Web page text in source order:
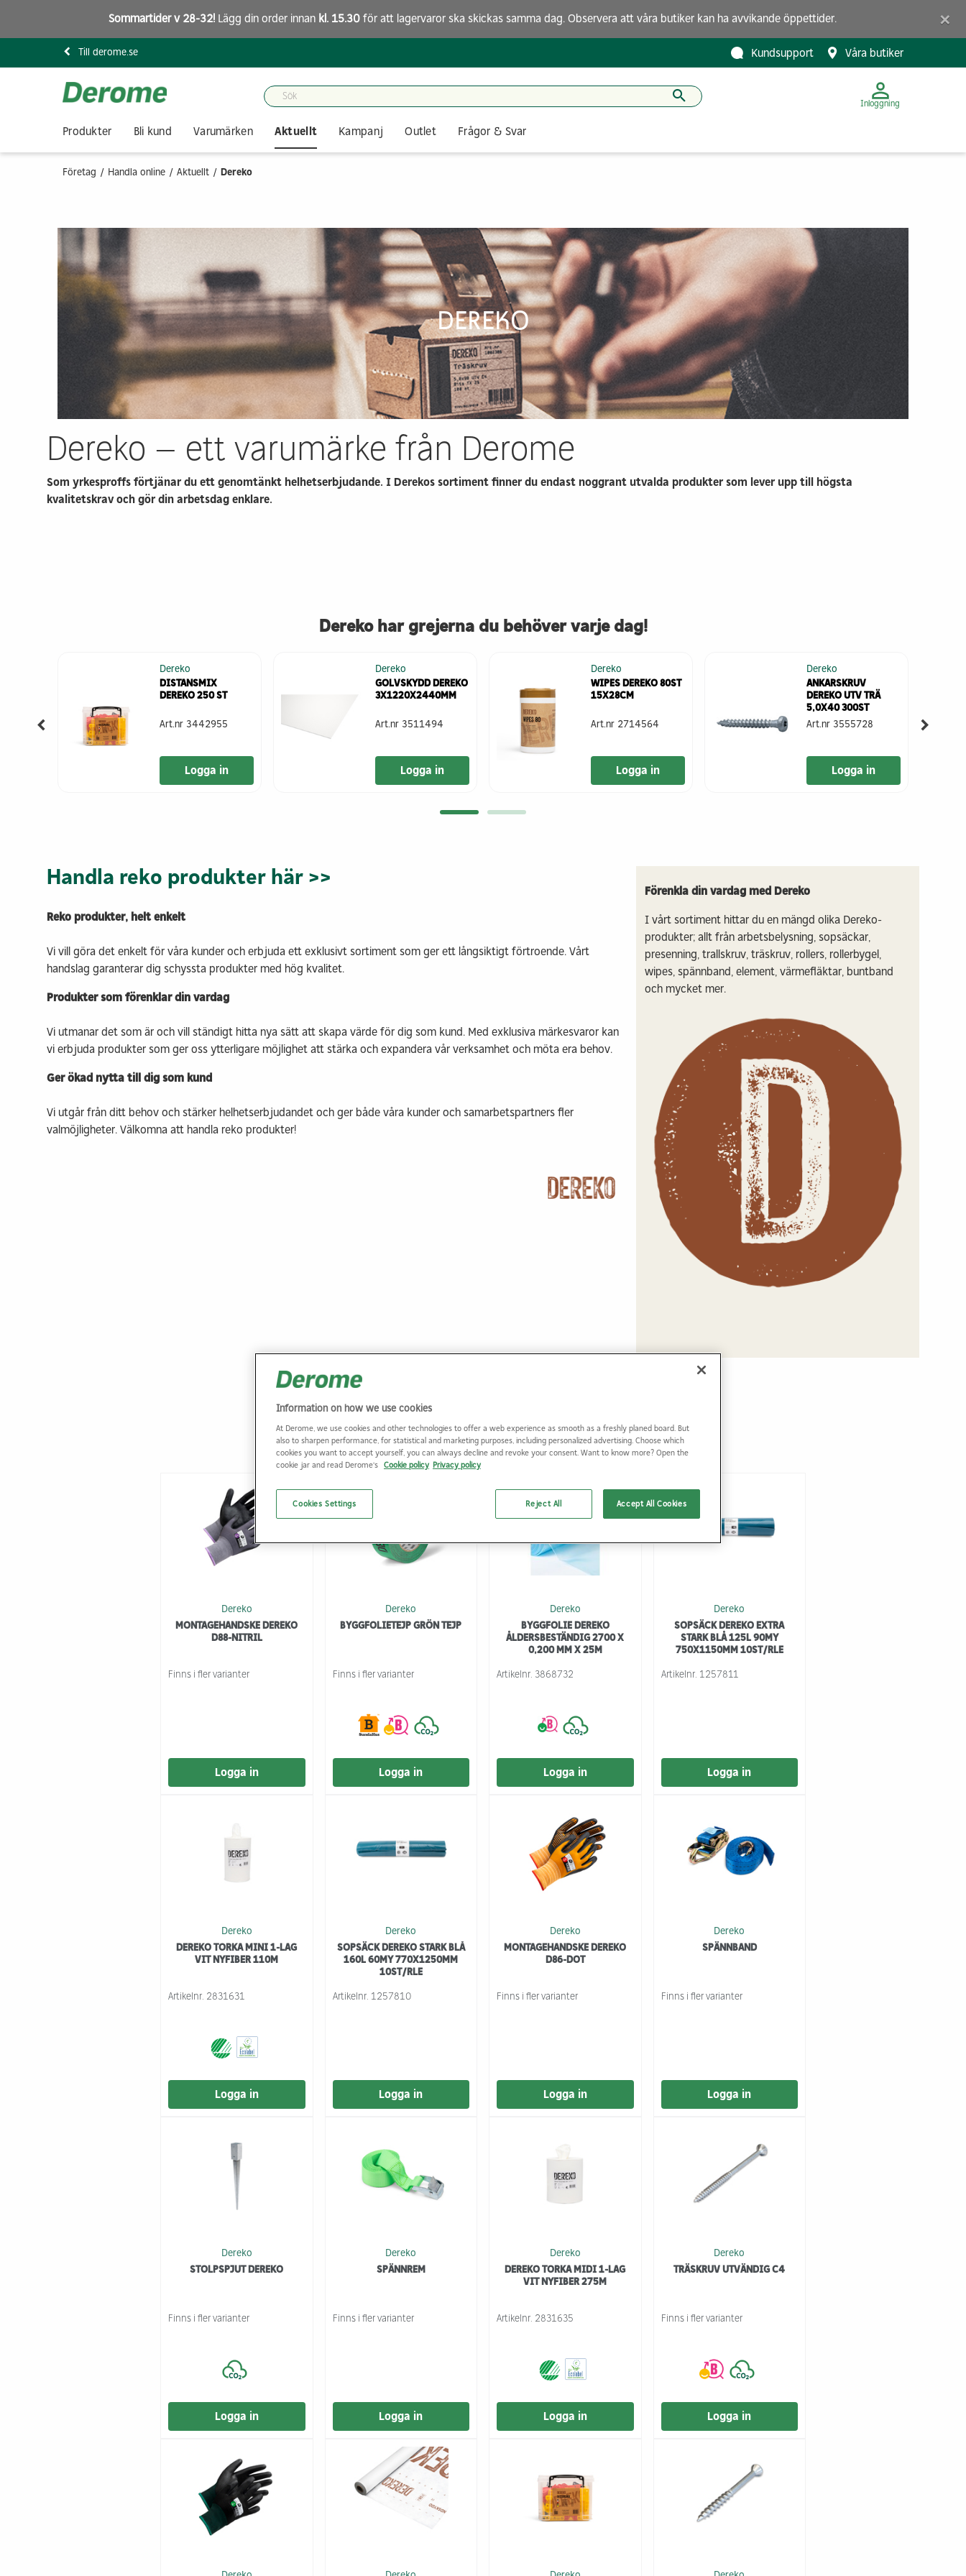
Sommartider v 28-32!Lägg din order innan kl. 15.30för att lagervaror ska skickas samma dag. Observera att våra butikerkan ha avvikande öppettider. ×
Till derome.se Kundsupport Våra butiker
Inloggning
Produkter Bli kund Varumärken Aktuellt Kampanj Outlet Frågor & Svar
Företag Handla online Aktuellt Dereko
DEREKO
Dereko – ett varumärke från Derome
Som yrkesproffs förtjänar du ett genomtänkt helhetserbjudande. I Derekos sortiment finner du endast noggrant utvalda produkter som lever upp till högsta
kvalitetskrav och gör din arbetsdag enklare.
Dereko har grejerna du behöver varje dag!
Dereko
DISTANSMIX
DEREKO 250 ST
Art.nr 3442955
Logga in
Dereko
GOLVSKYDD DEREKO
3X1220X2440MM
Art.nr 3511494
Logga in
Dereko
WIPES DEREKO 80ST
15X28CM
Art.nr 2714564
Logga in
Dereko
ANKARSKRUV
DEREKO UTV TRÄ
5,0X40 300ST
Art.nr 3555728
Logga in
Handla reko produkter här >>
Reko produkter, helt enkelt
Vi vill göra det enkelt för våra kunder och erbjuda ett exklusivt sortiment som ger ett långsiktigt förtroende. Vårt
handslag garanterar dig schyssta produkter med hög kvalitet.
Produkter som förenklar din vardag
Vi utmanar det som är och vill ständigt hitta nya sätt att skapa värde för dig som kund. Med exklusiva märkesvaror kan
vi erbjuda produkter som ger oss ytterligare möjlighet att stärka och expandera vår verksamhet och möta era behov.
Ger ökad nytta till dig som kund
Vi utgår från ditt behov och stärker helhetserbjudandet och ger både våra kunder och samarbetspartners fler
valmöjligheter. Välkomna att handla reko produkter!
Förenkla din vardag med Dereko
I vårt sortiment hittar du en mängd olika Dereko-
produkter; allt från arbetsbelysning, sopsäckar,
presenning, trallskruv, träskruv, rollers, rollerbygel,
wipes, spännband, element, värmefläktar, buntband
och mycket mer.
Dereko
MONTAGEHANDSKE DEREKO
D88-NITRIL
Finns i fler varianter
Logga in
Dereko
BYGGFOLIETEJP GRÖN TEJP
Finns i fler varianter
Logga in
Dereko
BYGGFOLIE DEREKO
ÅLDERSBESTÄNDIG 2700 X
0,200 MM X 25M
Artikelnr. 3868732
Logga in
Dereko
SOPSÄCK DEREKO EXTRA
STARK BLÅ 125L 90MY
750X1150MM 10ST/RLE
Artikelnr. 1257811
Logga in
Dereko
DEREKO TORKA MINI 1-LAG
VIT NYFIBER 110M
Artikelnr. 2831631
Logga in
Dereko
SOPSÄCK DEREKO STARK BLÅ
160L 60MY 770X1250MM
10ST/RLE
Artikelnr. 1257810
Logga in
Dereko
MONTAGEHANDSKE DEREKO
D86-DOT
Finns i fler varianter
Logga in
Dereko
SPÄNNBAND
Finns i fler varianter
Logga in
Dereko
STOLPSPJUT DEREKO
Finns i fler varianter
Logga in
Dereko
SPÄNNREM
Finns i fler varianter
Logga in
Dereko
DEREKO TORKA MIDI 1-LAG
VIT NYFIBER 275M
Artikelnr. 2831635
Logga in
Dereko
TRÄSKRUV UTVÄNDIG C4
Finns i fler varianter
Logga in
Information on how we use cookies
At Derome, we use cookies and other technologies to offer a web experience as smooth as a freshly planed board. But
also to sharpen performance, for statistical and marketing purposes, including personalized advertising. Choose which
cookies you want to accept yourself, you can always decline and revoke your consent. Want to know more? Open the
cookie jar and read Derome's Cookie policy Privacy policy
Reject All Accept All Cookies
Cookies Settings